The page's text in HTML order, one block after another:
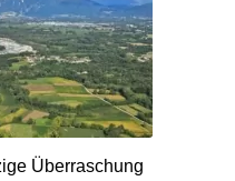
Überraschung